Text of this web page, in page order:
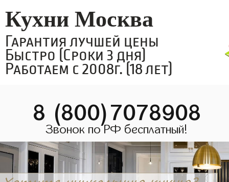
Кухни Москва
Гарантия лучшей цены
Быстро (Сроки 3 дня)
Работаем с 2008г. (18 лет)
8 (800)7078908
Звонок по РФ бесплатный!